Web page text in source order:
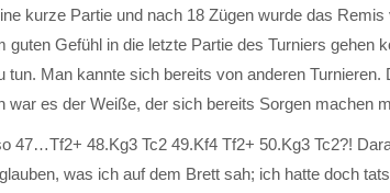
kurze Partie und nach 18 Zügen wurde das
Gefühl in die letzte Partie des Turniers gehen
Man kannte sich bereits von anderen
es der Weiße, der sich bereits Sorgen machen
47…Tf2+ 48.Kg3 Tc2 49.Kf4 Tf2+ 50.Kg3 Tc2?!
was ich auf dem Brett sah; ich hatte doch